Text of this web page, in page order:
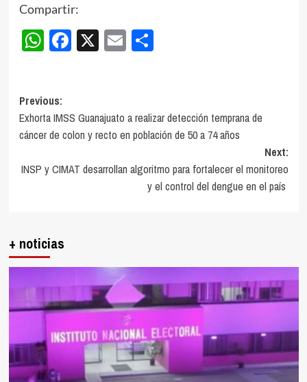
Compartir:
WhatsApp
Facebook
X EmailCompartir
Post
navigation
Previous:
Exhorta IMSS Guanajuato a realizar detección temprana de
cáncer de colon y recto en población de 50 a 74 años
Next:
INSP y CIMAT desarrollan algoritmo para fortalecer el monitoreo
y el control del dengue en el país
+ noticias